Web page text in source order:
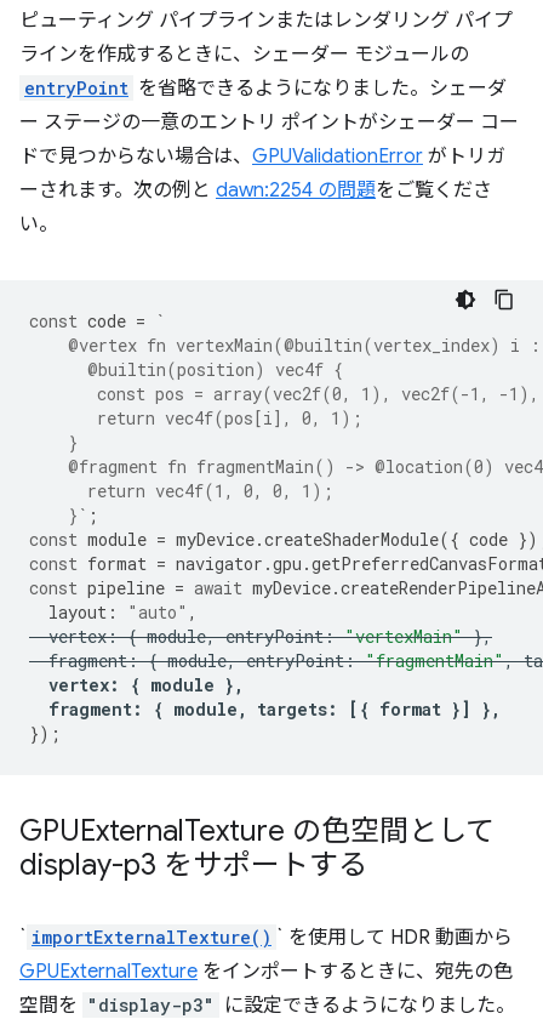
ピューティング パイプラインまたはレンダリング パイプ
ラインを作成するときに、シェーダー モジュールの
entryPoint を省略できるようになりました。シェーダ
ー ステージの一意のエントリ ポイントがシェーダー コー
ドで見つからない場合は、 GPUValidationError がトリガ
ーされます。次の例と dawn:2254 の問題をご覧くださ
い。
const code =
`
@vertex fn vertexMain(@builtin(vertex_index) i
      @builtin(position) vec4f {
const pos = array(vec2f(0, 1), vec2f(-1, -
       return vec4f(pos[i], 0, 1);
    }
@fragment fn fragmentMain() -> @location(0)
      return vec4f(1, 0, 0, 1);
    }`
;
const module = myDevice.createShaderModule({ code
const format = navigator .gpu .
const pipeline = await myDevice.
layout : "auto" ,
vertex: { module, entryPoint: "vertexMain" },
fragment: { module, entryPoint: "fragmentMain",
vertex: { module },
fragment: { module , targets: [{ format }]
},
});
GPUExternalTexture の色空間として
display-p3 をサポートする
` importExternalTexture() ` を使用して HDR 動画から
GPUExternalTexture をインポートするときに、宛先の色
空間を
"display-p3"
に設定できるようになりました。